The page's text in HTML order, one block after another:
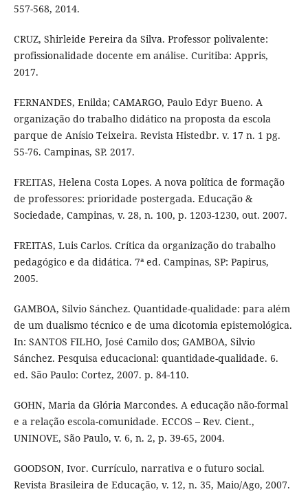
557-568, 2014.
CRUZ, Shirleide Pereira da Silva. Professor polivalente:
profissionalidade docente em análise. Curitiba: Appris,
2017.
FERNANDES, Enilda; CAMARGO, Paulo Edyr Bueno. A
organização do trabalho didático na proposta da escola
parque de Anísio Teixeira. Revista Histedbr. v. 17 n. 1 pg.
55-76. Campinas, SP. 2017.
FREITAS, Helena Costa Lopes. A nova política de formação
de professores: prioridade postergada. Educação &
Sociedade, Campinas, v. 28, n. 100, p. 1203-1230, out. 2007.
FREITAS, Luis Carlos. Crítica da organização do trabalho
pedagógico e da didática. 7ª ed. Campinas, SP: Papirus,
2005.
GAMBOA, Silvio Sánchez. Quantidade-qualidade: para além
de um dualismo técnico e de uma dicotomia epistemológica.
In: SANTOS FILHO, José Camilo dos; GAMBOA, Silvio
Sánchez. Pesquisa educacional: quantidade-qualidade. 6.
ed. São Paulo: Cortez, 2007. p. 84-110.
GOHN, Maria da Glória Marcondes. A educação não-formal
e a relação escola-comunidade. ECCOS – Rev. Cient.,
UNINOVE, São Paulo, v. 6, n. 2, p. 39-65, 2004.
GOODSON, Ivor. Currículo, narrativa e o futuro social.
Revista Brasileira de Educação, v. 12, n. 35, Maio/Ago, 2007.